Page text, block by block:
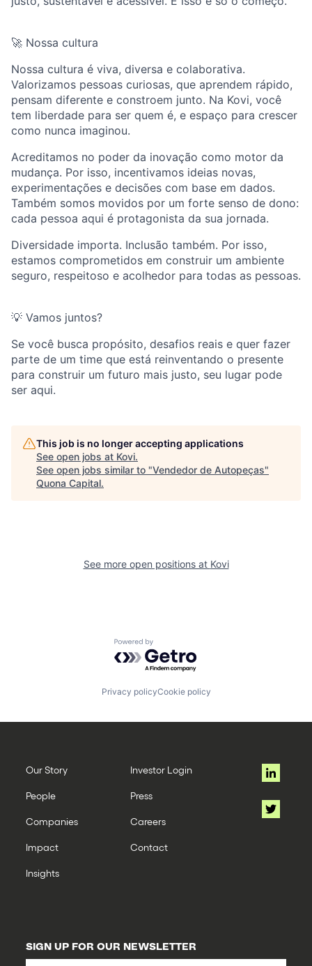
🚀 Nossa cultura
Nossa cultura é viva, diversa e colaborativa.
Valorizamos pessoas curiosas, que aprendem rápido,
pensam diferente e constroem junto. Na Kovi, você
tem liberdade para ser quem é, e espaço para crescer
como nunca imaginou.
Acreditamos no poder da inovação como motor da
mudança. Por isso, incentivamos ideias novas,
experimentações e decisões com base em dados.
Também somos movidos por um forte senso de dono:
cada pessoa aqui é protagonista da sua jornada.
Diversidade importa. Inclusão também. Por isso,
estamos comprometidos em construir um ambiente
seguro, respeitoso e acolhedor para todas as pessoas.
💡 Vamos juntos?
Se você busca propósito, desafios reais e quer fazer
parte de um time que está reinventando o presente
para construir um futuro mais justo, seu lugar pode
ser aqui.
This job is no longer accepting applications
See open jobs at Kovi.
See open jobs similar to "Vendedor de Autopeças"
Quona Capital.
See more open positions at Kovi
Powered by Getro.com
Privacy policyCookie policy
Our Story
People
Companies
Impact
Insights
Investor Login
Press
Careers
Contact
SIGN UP FOR OUR NEWSLETTER